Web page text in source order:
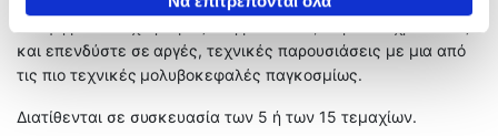
και επενδύστε σε αργές, τεχνικές παρουσιάσεις με μια από
τις πιο τεχνικές μολυβοκεφαλές παγκοσμίως.
Διατίθενται σε συσκευασία των 5 ή των 15 τεμαχίων.